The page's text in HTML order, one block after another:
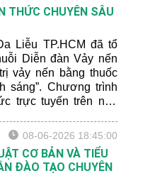
THỨC CHUYÊN SÂU
Liễu TP.HCM đã tổ
Diễn đàn Vảy nến
vảy nến bằng thuốc
sáng”. Chương trình
trực tuyến trên nền
cả nước tham dự.
08-06-2026 18:45:00
CƠ BẢN VÀ TIỂU
ĐÀO TẠO CHUYÊN